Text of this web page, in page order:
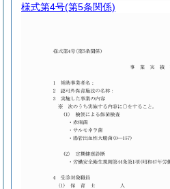
様式第4号(第5条関係)